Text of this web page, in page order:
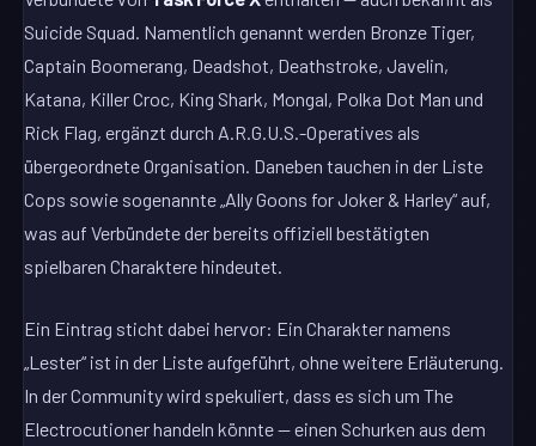
Suicide Squad. Namentlich genannt werden Bronze Tiger,
Captain Boomerang, Deadshot, Deathstroke, Javelin,
Katana, Killer Croc, King Shark, Mongal, Polka Dot Man und
Rick Flag, ergänzt durch A.R.G.U.S.-Operatives als
übergeordnete Organisation. Daneben tauchen in der Liste
Cops sowie sogenannte „Ally Goons for Joker & Harley“ auf,
was auf Verbündete der bereits offiziell bestätigten
spielbaren Charaktere hindeutet.
Ein Eintrag sticht dabei hervor: Ein Charakter namens
„Lester“ ist in der Liste aufgeführt, ohne weitere Erläuterung.
In der Community wird spekuliert, dass es sich um The
Electrocutioner handeln könnte — einen Schurken aus dem